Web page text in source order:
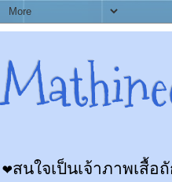
❤สนใจเป็นเจ้าภาพเ